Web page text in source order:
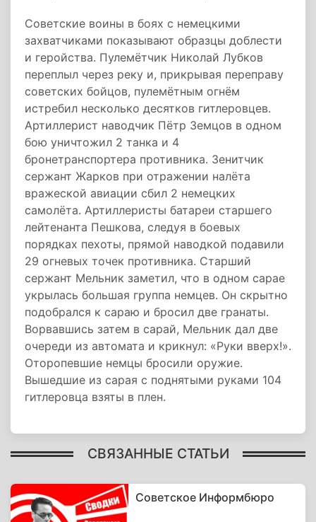
Советские воины в боях с немецкими
захватчиками показывают образцы доблести
и геройства. Пулемётчик Николай Лубков
переплыл через реку и, прикрывая переправу
советских бойцов, пулемётным огнём
истребил несколько десятков гитлеровцев.
Артиллерист наводчик Пётр Земцов в одном
бою уничтожил 2 танка и 4
бронетранспортера противника. Зенитчик
сержант Жарков при отражении налёта
вражеской авиации сбил 2 немецких
самолёта. Артиллеристы батареи старшего
лейтенанта Пешкова, следуя в боевых
порядках пехоты, прямой наводкой подавили
29 огневых точек противника. Старший
сержант Мельник заметил, что в одном сарае
укрылась большая группа немцев. Он скрытно
подобрался к сараю и бросил две гранаты.
Ворвавшись затем в сарай, Мельник дал две
очереди из автомата и крикнул: «Руки вверх!».
Оторопевшие немцы бросили оружие.
Вышедшие из сарая с поднятыми руками 104
гитлеровца взяты в плен.
СВЯЗАННЫЕ СТАТЬИ
Советское Информбюро